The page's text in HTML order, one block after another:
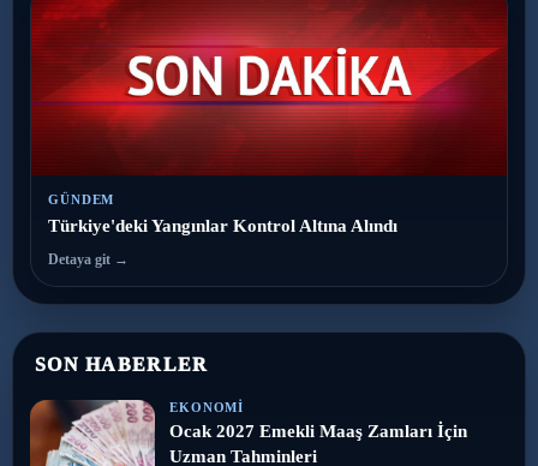
GÜNDEM
Türkiye'deki Yangınlar Kontrol Altına Alındı
Detaya git →
SON HABERLER
EKONOMI
Ocak 2027 Emekli Maaş Zamları İçin
Uzman Tahminleri